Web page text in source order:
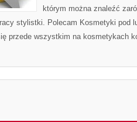
którym można znaleźć
stylistki. Polecam Kosmetyki pod
przede wszystkim na kosmetykach